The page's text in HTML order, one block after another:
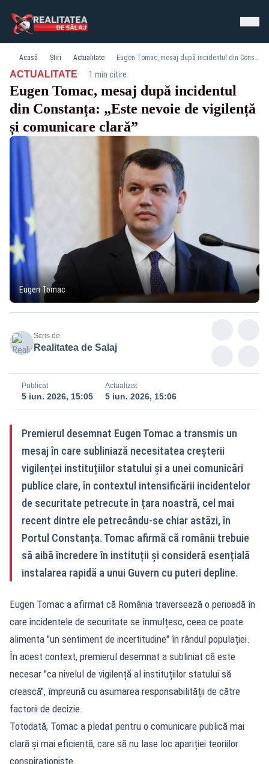
Acasă Știri Actualitate Eugen Tomac, mesaj după incidentul din Constanța: „Este nevoie de vigilență și comunicare clară”
ACTUALITATE· 1 min citire
Eugen Tomac, mesaj după incidentul
din Constanța: „Este nevoie de vigilență
și comunicare clară”
Eugen Tomac
Scris de
Realitatea de Salaj
Publicat
5 iun. 2026, 15:05
Actualizat
5 iun. 2026, 15:06
Premierul desemnat Eugen Tomac a transmis un
mesaj în care subliniază necesitatea creșterii
vigilenței instituțiilor statului și a unei comunicări
publice clare, în contextul intensificării incidentelor
de securitate petrecute în țara noastră, cel mai
recent dintre ele petrecându-se chiar astăzi, în
Portul Constanța. Tomac afirmă că românii trebuie
să aibă încredere în instituții și consideră esențială
instalarea rapidă a unui Guvern cu puteri depline.
Eugen Tomac a afirmat că România traversează o perioadă în
care incidentele de securitate se înmulțesc, ceea ce poate
alimenta "un sentiment de incertitudine" în rândul populației.
În acest context, premierul desemnat a subliniat că este
necesar "ca nivelul de vigilență al instituțiilor statului să
crească", împreună cu asumarea responsabilității de către
factorii de decizie.
Totodată, Tomac a pledat pentru o comunicare publică mai
clară și mai eficientă, care să nu lase loc apariției teoriilor
conspiraționiste.